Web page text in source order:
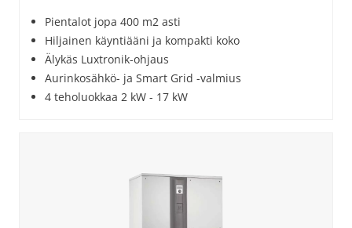
Pientalot jopa 400 m2 asti
Hiljainen käyntiääni ja kompakti koko
Älykäs Luxtronik-ohjaus
Aurinkosähkö- ja Smart Grid -valmius
4 teholuokkaa 2 kW - 17 kW